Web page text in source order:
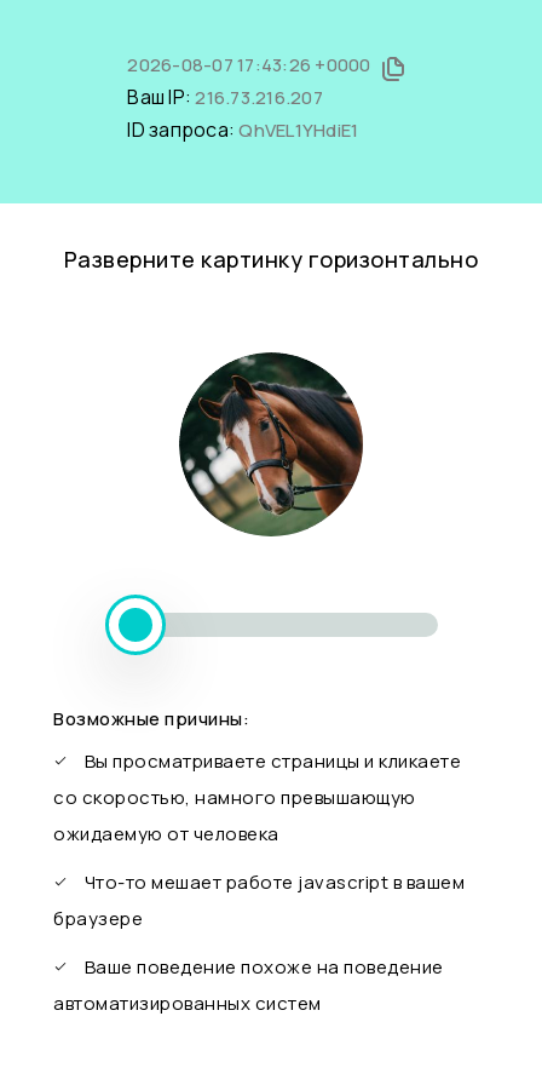
2026-08-07 17:43:26 +0000
Ваш IP:216.73.216.207
ID запроса:QhVEL1YHdiE1
Разверните картинку горизонтально
Возможные причины:
Вы просматриваете страницы и кликаете
со скоростью, намного превышающую
ожидаемую от человека
Что-то мешает работе javascript в вашем
браузере
Ваше поведение похоже на поведение
автоматизированных систем